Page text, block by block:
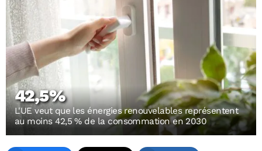
42,5%
L'UE veut que les énergies renouvelables représentent
au moins 42,5 % de la consommation en 2030